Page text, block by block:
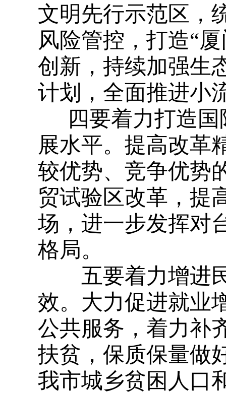
文明先行示范区，
风险管控，打造“
创新，持续加强生
计划，全面推进小
四要着力打造国
展水平。提高改革
较优势、竞争优势
贸试验区改革，提
场，进一步发挥对
格局。
五要着力增进民
效。大力促进就业
公共服务，着力补
扶贫，保质保量做
我市城乡贫困人口